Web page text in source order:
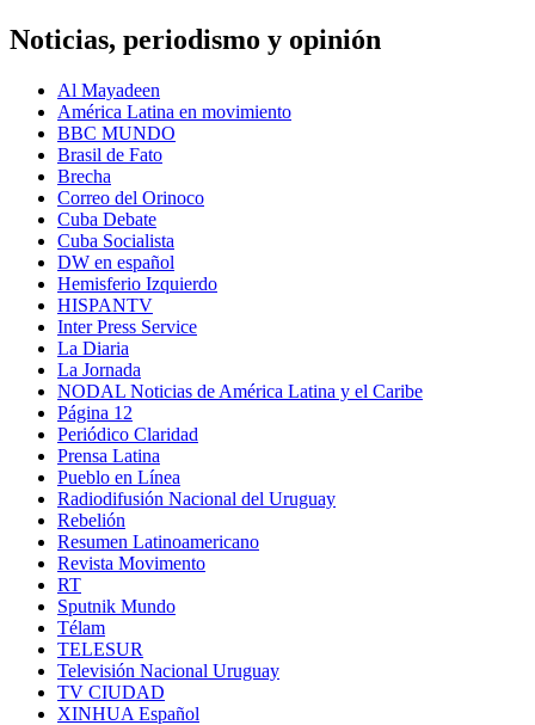
Noticias, periodismo y opinión
Al Mayadeen
América Latina en movimiento
BBC MUNDO
Brasil de Fato
Brecha
Correo del Orinoco
Cuba Debate
Cuba Socialista
DW en español
Hemisferio Izquierdo
HISPANTV
Inter Press Service
La Diaria
La Jornada
NODAL Noticias de América Latina y el Caribe
Página 12
Periódico Claridad
Prensa Latina
Pueblo en Línea
Radiodifusión Nacional del Uruguay
Rebelión
Resumen Latinoamericano
Revista Movimento
RT
Sputnik Mundo
Télam
TELESUR
Televisión Nacional Uruguay
TV CIUDAD
XINHUA Español